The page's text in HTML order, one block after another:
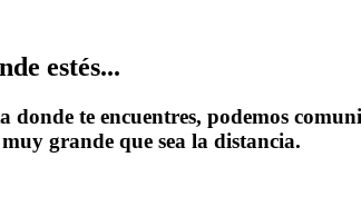
estés...
donde te encuentres, podemos
grande que sea la distancia.